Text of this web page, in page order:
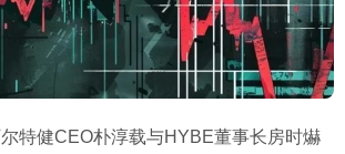
特健CEO朴淳载与HYBE董事长房时爀